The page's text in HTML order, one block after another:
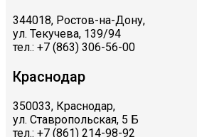
344018, Ростов-на-Дону,
ул. Текучева, 139/94
тел.: +7 (863) 306-56-00
Краснодар
350033, Краснодар,
ул. Ставропольская, 5 Б
тел.: +7 (861) 214-98-92